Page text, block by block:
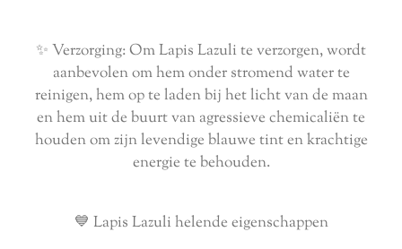
✨ Verzorging: Om Lapis Lazuli te verzorgen, wordt
aanbevolen om hem onder stromend water te
reinigen, hem op te laden bij het licht van de maan
en hem uit de buurt van agressieve chemicaliën te
houden om zijn levendige blauwe tint en krachtige
energie te behouden.
💙 Lapis Lazuli helende eigenschappen